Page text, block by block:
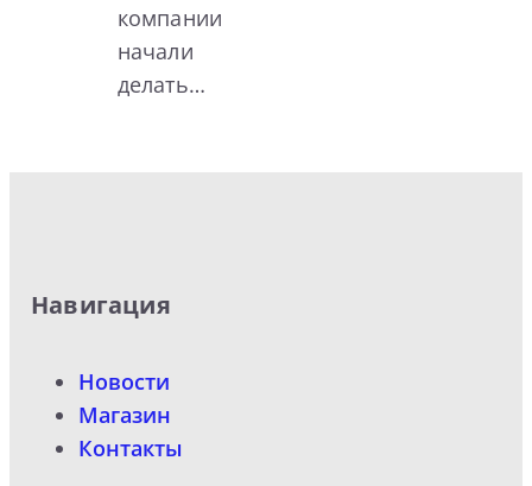
компании
начали
делать…
Навигация
Новости
Магазин
Контакты